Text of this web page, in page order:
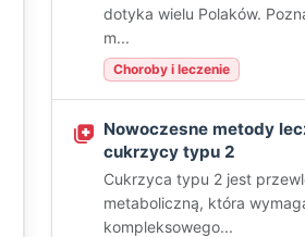
dotyka wielu Polaków.
m...
Choroby i leczenie
Nowoczesne metody
cukrzycy typu 2
Cukrzyca typu 2 jest
metaboliczną, która
kompleksowego...